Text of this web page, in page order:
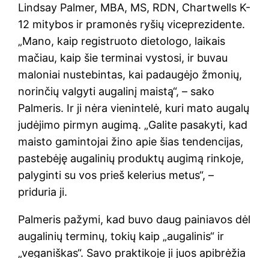
Lindsay Palmer, MBA, MS, RDN, Chartwells K-
12 mitybos ir pramonės ryšių viceprezidente.
„Mano, kaip registruoto dietologo, laikais
mačiau, kaip šie terminai vystosi, ir buvau
maloniai nustebintas, kai padaugėjo žmonių,
norinčių valgyti augalinį maistą“, – sako
Palmeris. Ir ji nėra vienintelė, kuri mato augalų
judėjimo pirmyn augimą. „Galite pasakyti, kad
maisto gamintojai žino apie šias tendencijas,
pastebėję augalinių produktų augimą rinkoje,
palyginti su vos prieš kelerius metus“, –
priduria ji.
Palmeris pažymi, kad buvo daug painiavos dėl
augalinių terminų, tokių kaip „augalinis“ ir
„veganiškas“. Savo praktikoje ji juos apibrėžia